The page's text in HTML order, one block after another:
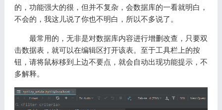
的，功能强大的很，但并不复杂，会数据库的一看就明白，
不会的，我这儿说了你也不明白，所以不多说了。
最常用的，无非是对数据库内容进行增删改查，只要双
击数据表，就可以在编辑区打开该表。至于工具栏上的按
钮，请将鼠标移到上边不要点，就会自动出现功能提示，不
多解释。